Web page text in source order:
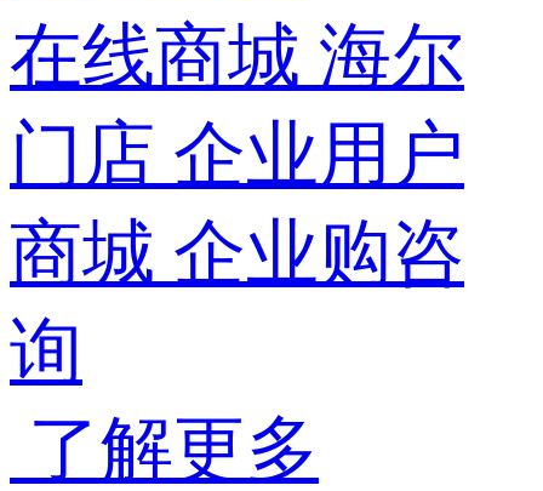
在线商城 海尔
门店 企业用户
商城 企业购咨
询
了解更多